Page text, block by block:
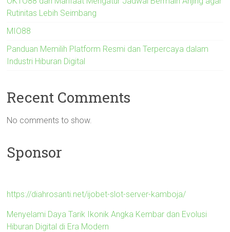
Rutinitas Lebih Seimbang
MIO88
Panduan Memilih Platform Resmi dan Terpercaya dalam
Industri Hiburan Digital
Recent Comments
No comments to show.
Sponsor
https://diahrosanti.net/ijobet-slot-server-kamboja/
Menyelami Daya Tarik Ikonik Angka Kembar dan Evolusi
Hiburan Digital di Era Modern